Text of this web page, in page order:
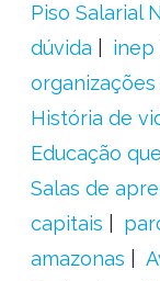
Piso Salarial
dúvida
inep
História de
Educação
Salas de
capitais
amazonas